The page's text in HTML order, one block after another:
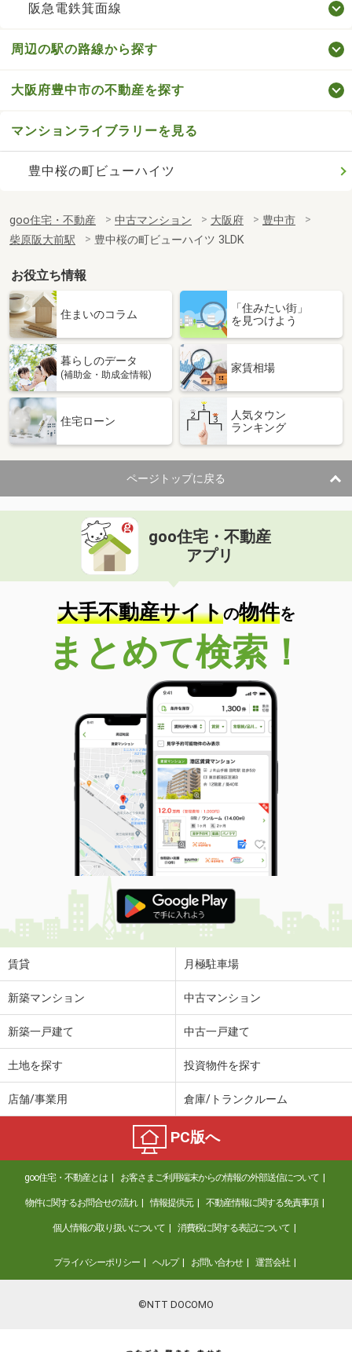
阪急電鉄箕面線
周辺の駅の路線から探す
大阪府豊中市の不動産を探す
マンションライブラリーを見る
豊中桜の町ビューハイツ
goo住宅・不動産 中古マンション 大阪府
豊中市
柴原阪大前駅
豊中桜の町ビューハイツ 3LDK
お役立ち情報
住まいのコラム
「住みたい街」
を見つけよう
暮らしのデータ
(補助金・助成金情報)
家賃相場
住宅ローン
人気タウン
ランキング
ページトップに戻る
goo住宅・不動産
アプリ
大手不動産サイトの物件を
まとめて検索！
賃貸 月極駐車場
新築マンション 中古マンション
新築一戸建て 中古一戸建て
土地を探す 投資物件を探す
店舗/事業用 倉庫/トランクルーム
PC版へ
goo住宅・不動産とは お客さまご利用端末からの情報の外部送信について
物件に関するお問合せの流れ 情報提供元 不動産情報に関する免責事項
個人情報の取り扱いについて 消費税に関する表記について
プライバシーポリシー ヘルプ お問い合わせ 運営会社
©NTT DOCOMO